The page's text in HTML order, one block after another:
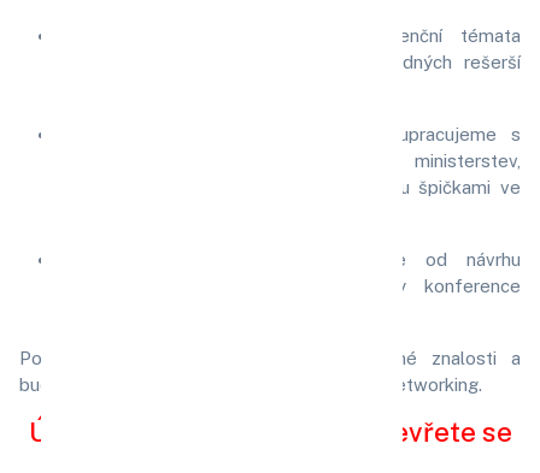
: Konferenční témata
pečlivě koncipujeme na základě důkladných rešerší
: Spolupracujeme s
legislativci, odborníky z klíčových ministerstev,
uznávanými lektory a experty, kteří jsou špičkami ve
: Zajišťujeme vše od návrhu
programu po detailní organizaci, aby konference
Pomáháme vám získat prakticky využitelné znalosti a
budujeme prostor pro výměnu zkušeností a networking.
Účastněte se konferencí a otevřete se